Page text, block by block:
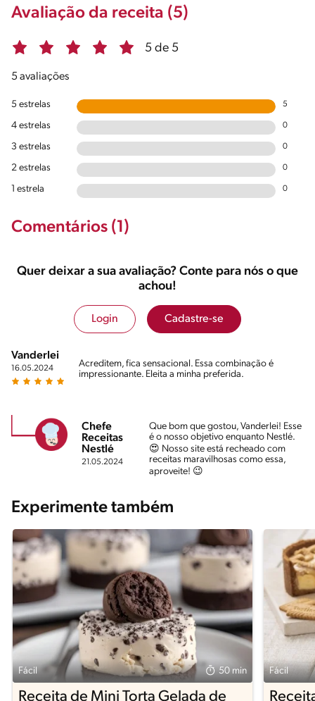
Avaliação da receita (5)
5 de 5
5 avaliações
5 estrelas 5
4 estrelas 0
3 estrelas 0
2 estrelas 0
1 estrela 0
Comentários (1)
Quer deixar a sua avaliação? Conte para nós o que
achou!
Login Cadastre-se
Vanderlei
16.05.2024
Acreditem, fica sensacional. Essa combinação é
impressionante. Eleita a minha preferida.
Chefe
Receitas
Nestlé
21.05.2024
Que bom que gostou, Vanderlei! Esse
é o nosso objetivo enquanto Nestlé.
😍 Nosso site está recheado com
receitas maravilhosas como essa,
aproveite! 😉
Experimente também
Fácil 50 min
Receita de Mini Torta Gelada de
Fácil